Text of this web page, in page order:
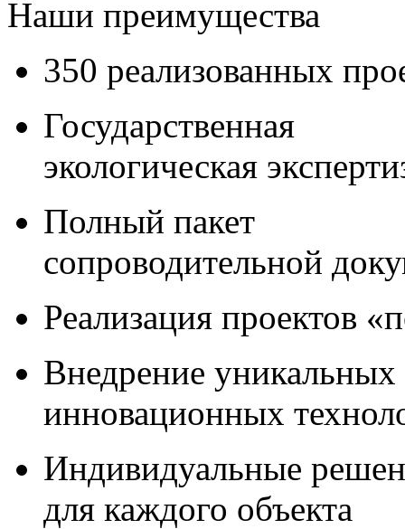
Наши преимущества
350 реализованных
Государственная
экологическая
Полный пакет
сопроводительной
Реализация проектов
Внедрение уникальных
инновационных
Индивидуальные
для каждого объекта